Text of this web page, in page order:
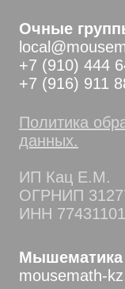
Очные
+7 (910) 444
+7 (916) 911
Политика
данных.
ИП Кац Е.М.
ОГРНИП
ИНН
Мышематика
mousemath-